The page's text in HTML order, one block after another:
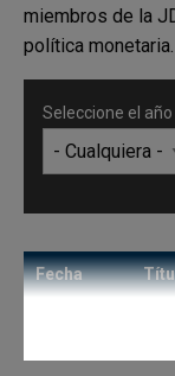
miembros de la
política monetaria.
Seleccione el año
Fecha